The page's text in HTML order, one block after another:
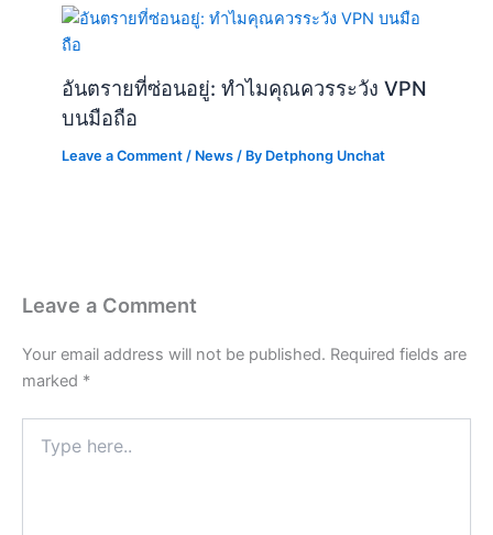
อันตรายที่ซ่อนอยู่: ทำไมคุณควรระวัง VPN
บนมือถือ
Leave a Comment / News / By Detphong Unchat
Leave a Comment
Your email address will not be published. Required fields are
marked *
here..